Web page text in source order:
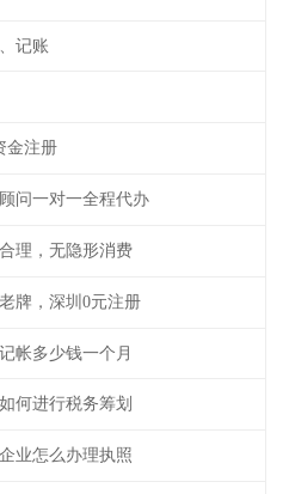
记账
金注册
问一对一全程代办
理，无隐形消费
牌，深圳0元注册
帐多少钱一个月
何进行税务筹划
业怎么办理执照